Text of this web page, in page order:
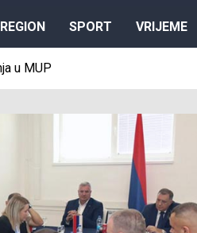
REGION SPORT VRIJEME
u MUP